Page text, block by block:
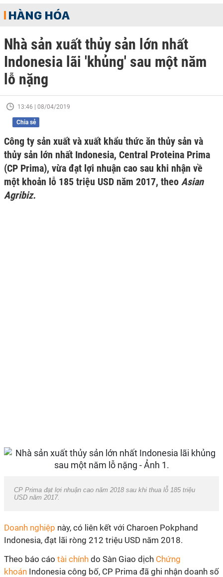
HÀNG HÓA
Nhà sản xuất thủy sản lớn nhất
Indonesia lãi 'khủng' sau một năm
lỗ nặng
13:46 | 08/04/2019
Chia sẻ
Công ty sản xuất và xuất khẩu thức ăn thủy sản và
thủy sản lớn nhất Indonesia, Central Proteina Prima
(CP Prima), vừa đạt lợi nhuận cao sau khi nhận về
một khoản lỗ 185 triệu USD năm 2017, theo Asian
Agribiz.
CP Prima đạt lợi nhuận cao năm 2018 sau khi thua lỗ 185 triệu
USD năm 2017.
Doanh nghiệp này, có liên kết với Charoen Pokphand
Indonesia, đạt lãi ròng 212 triệu USD năm 2018.
Theo báo cáo tài chính do Sàn Giao dịch Chứng
khoán Indonesia công bố, CP Prima đã ghi nhận doanh số